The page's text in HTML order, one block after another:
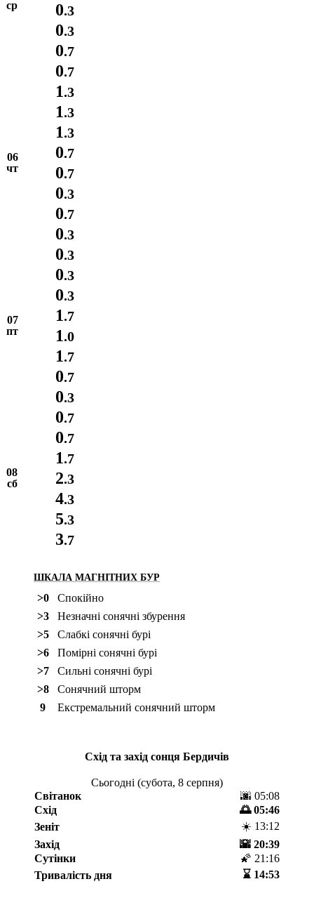
ср
0.3
0.3
0.7
0.7
06
чт
1.3
1.3
1.3
0.7
0.7
0.3
0.7
0.3
07
пт
0.3
0.3
0.3
1.7
1.0
1.7
0.7
0.3
08
сб
0.7
0.7
1.7
2.3
4.3
5.3
3.7
ШКАЛА МАГНІТНИХ БУР
>0
Спокійно
>3
Незначні сонячні збурення
>5
Слабкі сонячні бурі
>6
Помірні сонячні бурі
>7
Сильні сонячні бурі
>8
Сонячний шторм
9
Екстремальний сонячний шторм
Схід та захід сонця Бердичів
Сьогодні (субота, 8 серпня)
Світанок
🌆 05:08
Схід
🌅 05:46
Зеніт
☀️ 13:12
Захід
🌇 20:39
Сутінки
🌠 21:16
Тривалість дня
⌛️ 14:53